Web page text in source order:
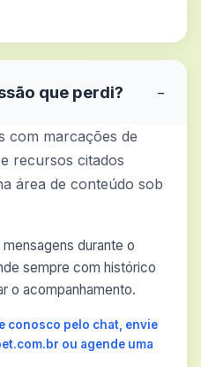
que perdi? −
com marcações de
recursos citados
área de conteúdo sob
durante o
sempre com histórico
o acompanhamento.
conosco pelo chat, envie
ou agende uma